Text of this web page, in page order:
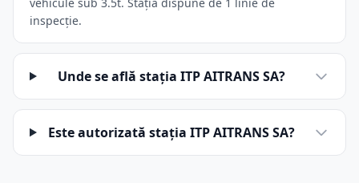
inspecție.
Unde se află stația ITP AITRANS SA?
Este autorizată stația ITP AITRANS SA?